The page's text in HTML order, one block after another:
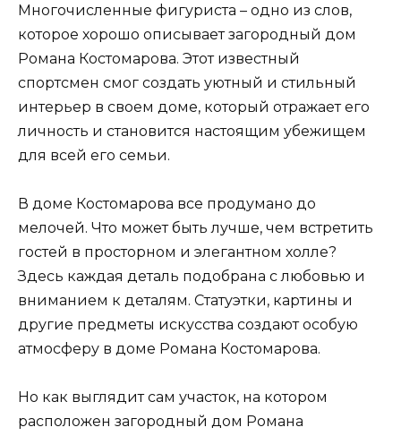
Многочисленные фигуриста – одно из слов,
которое хорошо описывает загородный дом
Романа Костомарова. Этот известный
спортсмен смог создать уютный и стильный
интерьер в своем доме, который отражает его
личность и становится настоящим убежищем
для всей его семьи.
В доме Костомарова все продумано до
мелочей. Что может быть лучше, чем встретить
гостей в просторном и элегантном холле?
Здесь каждая деталь подобрана с любовью и
вниманием к деталям. Статуэтки, картины и
другие предметы искусства создают особую
атмосферу в доме Романа Костомарова.
Но как выглядит сам участок, на котором
расположен загородный дом Романа